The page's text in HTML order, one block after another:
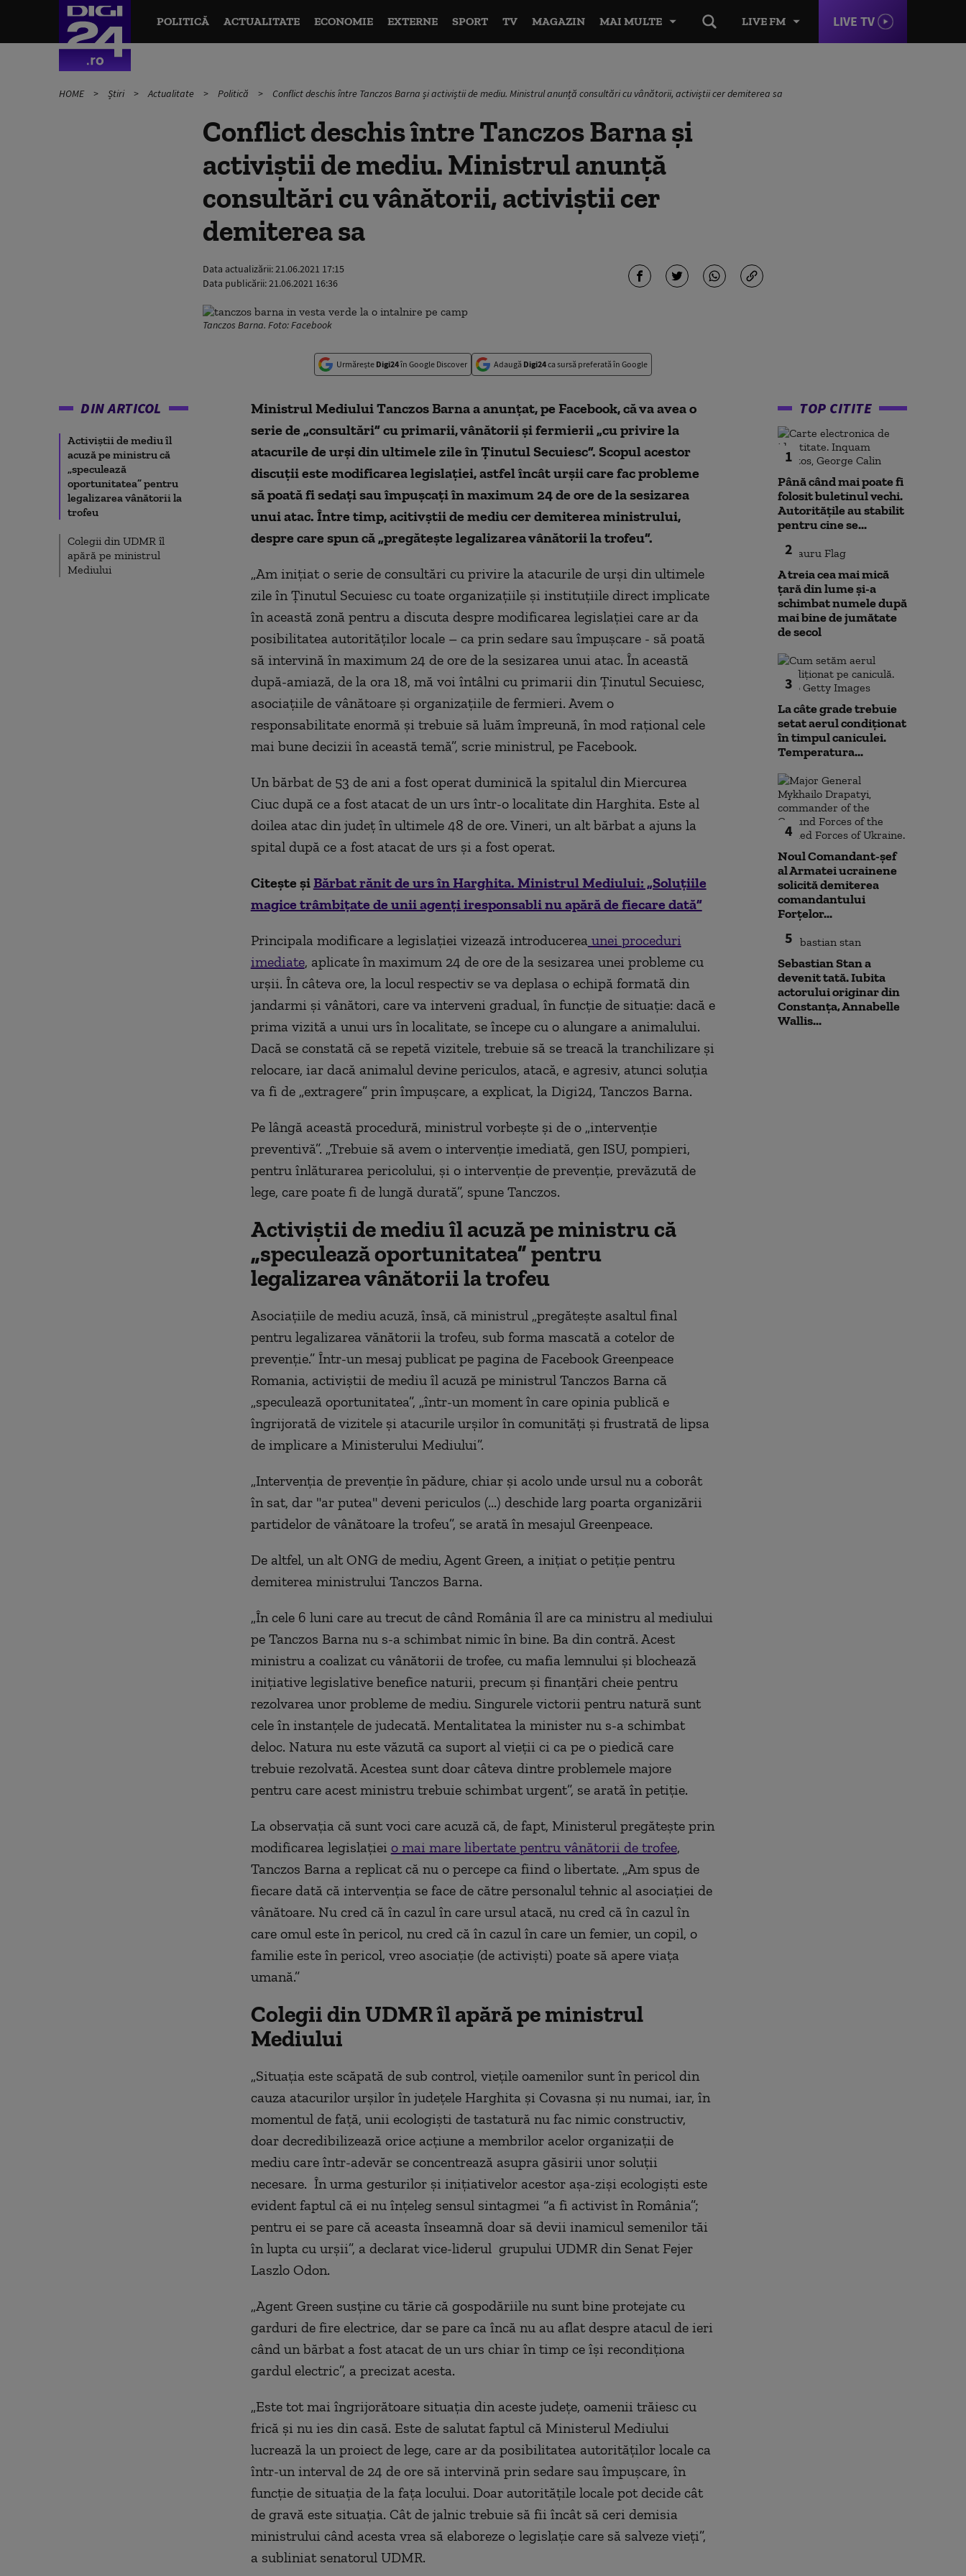
LIVE FM LIVE TV
POLITICĂ ACTUALITATE ECONOMIE EXTERNE SPORT TV MAGAZIN MAI MULTE
HOME Știri Actualitate Politică Conflict deschis între Tanczos Barna și activiștii de mediu. Ministrul anunță consultări cu vânătorii, activiștii cer demiterea sa
Conflict deschis între Tanczos Barna și
activiștii de mediu. Ministrul anunță
consultări cu vânătorii, activiștii cer
demiterea sa
Data actualizării:21.06.2021 17:15
Data publicării:21.06.2021 16:36
Tanczos Barna. Foto: Facebook
Urmărește Digi24în Google Discover Adaugă Digi24ca sursă preferată în Google
DIN ARTICOL
Activiștii de mediu îl
acuză pe ministru că
„speculează
oportunitatea” pentru
legalizarea vânătorii la
trofeu
Colegii din UDMR îl
apără pe ministrul
Mediului
Ministrul Mediului Tanczos Barna a anunțat, pe Facebook, că va avea o
serie de „consultări” cu primarii, vânătorii și fermierii „cu privire la
atacurile de urși din ultimele zile în Ținutul Secuiesc”. Scopul acestor
discuții este modificarea legislației, astfel încât urșii care fac probleme
să poată fi sedați sau împușcați în maximum 24 de ore de la sesizarea
unui atac. Între timp, acitivștii de mediu cer demiterea ministrului,
despre care spun că „pregătește legalizarea vânătorii la trofeu”.
„Am inițiat o serie de consultări cu privire la atacurile de urși din ultimele
zile în Ținutul Secuiesc cu toate organizațiile și instituțiile direct implicate
în această zonă pentru a discuta despre modificarea legislației care ar da
posibilitatea autorităților locale – ca prin sedare sau împușcare - să poată
să intervină în maximum 24 de ore de la sesizarea unui atac. În această
după-amiază, de la ora 18, mă voi întâlni cu primarii din Ținutul Secuiesc,
asociațiile de vânătoare și organizațiile de fermieri. Avem o
responsabilitate enormă și trebuie să luăm împreună, în mod rațional cele
mai bune decizii în această temă”, scrie ministrul, pe Facebook.
Un bărbat de 53 de ani a fost operat duminică la spitalul din Miercurea
Ciuc după ce a fost atacat de un urs într-o localitate din Harghita. Este al
doilea atac din județ în ultimele 48 de ore. Vineri, un alt bărbat a ajuns la
spital după ce a fost atacat de urs și a fost operat.
Citește șiBărbat rănit de urs în Harghita. Ministrul Mediului: „Soluțiile
magice trâmbițate de unii agenți iresponsabli nu apără de fiecare dată”
Principala modificare a legislației vizează introducereaunei proceduri
imediate, aplicate în maximum 24 de ore de la sesizarea unei probleme cu
urșii. În câteva ore, la locul respectiv se va deplasa o echipă formată din
jandarmi și vânători, care va interveni gradual, în funcție de situație: dacă e
prima vizită a unui urs în localitate, se începe cu o alungare a animalului.
Dacă se constată că se repetă vizitele, trebuie să se treacă la tranchilizare și
relocare, iar dacă animalul devine periculos, atacă, e agresiv, atunci soluția
va fi de „extragere” prin împușcare, a explicat, la Digi24, Tanczos Barna.
Pe lângă această procedură, ministrul vorbește și de o „intervenție
preventivă”. „Trebuie să avem o intervenție imediată, gen ISU, pompieri,
pentru înlăturarea pericolului, și o intervenție de prevenție, prevăzută de
lege, care poate fi de lungă durată”, spune Tanczos.
Activiștii de mediu îl acuză pe ministru că
„speculează oportunitatea” pentru
legalizarea vânătorii la trofeu
Asociațiile de mediu acuză, însă, că ministrul „pregătește asaltul final
pentru legalizarea vănătorii la trofeu, sub forma mascată a cotelor de
prevenție.” Într-un mesaj publicat pe pagina de Facebook Greenpeace
Romania, activiștii de mediu îl acuză pe ministrul Tanczos Barna că
„speculează oportunitatea”, „într-un moment în care opinia publică e
îngrijorată de vizitele și atacurile urșilor în comunități și frustrată de lipsa
de implicare a Ministerului Mediului”.
„Intervenția de prevenție în pădure, chiar și acolo unde ursul nu a coborât
în sat, dar "ar putea" deveni periculos (...) deschide larg poarta organizării
partidelor de vânătoare la trofeu”, se arată în mesajul Greenpeace.
De altfel, un alt ONG de mediu, Agent Green, a inițiat o petiție pentru
demiterea ministrului Tanczos Barna.
„În cele 6 luni care au trecut de când România îl are ca ministru al mediului
pe Tanczos Barna nu s-a schimbat nimic în bine. Ba din contră. Acest
ministru a coalizat cu vânătorii de trofee, cu mafia lemnului și blochează
inițiative legislative benefice naturii, precum și finanțări cheie pentru
rezolvarea unor probleme de mediu. Singurele victorii pentru natură sunt
cele în instanțele de judecată. Mentalitatea la minister nu s-a schimbat
deloc. Natura nu este văzută ca suport al vieții ci ca pe o piedică care
trebuie rezolvată. Acestea sunt doar câteva dintre problemele majore
pentru care acest ministru trebuie schimbat urgent”, se arată în petiție.
La observația că sunt voci care acuză că, de fapt, Ministerul pregătește prin
modificarea legislației o mai mare libertate pentru vânătorii de trofee,
Tanczos Barna a replicat că nu o percepe ca fiind o libertate. „Am spus de
fiecare dată că intervenția se face de către personalul tehnic al asociației de
vânătoare. Nu cred că în cazul în care ursul atacă, nu cred că în cazul în
care omul este în pericol, nu cred că în cazul în care un femier, un copil, o
familie este în pericol, vreo asociație (de activiști) poate să apere viața
umană.”
Colegii din UDMR îl apără pe ministrul
Mediului
„Situația este scăpată de sub control, viețile oamenilor sunt în pericol din
cauza atacurilor urșilor în județele Harghita și Covasna și nu numai, iar, în
momentul de față, unii ecologiști de tastatură nu fac nimic constructiv,
doar decredibilizează orice acțiune a membrilor acelor organizații de
mediu care într-adevăr se concentrează asupra găsirii unor soluții
necesare. În urma gesturilor și inițiativelor acestor așa-ziși ecologiști este
evident faptul că ei nu înțeleg sensul sintagmei “a fi activist în România”;
pentru ei se pare că aceasta înseamnă doar să devii inamicul semenilor tăi
în lupta cu urșii”, a declarat vice-liderul grupului UDMR din Senat Fejer
Laszlo Odon.
„Agent Green susține cu tărie că gospodăriile nu sunt bine protejate cu
garduri de fire electrice, dar se pare ca încă nu au aflat despre atacul de ieri
când un bărbat a fost atacat de un urs chiar în timp ce își recondiționa
gardul electric”, a precizat acesta.
„Este tot mai îngrijorătoare situația din aceste județe, oamenii trăiesc cu
frică și nu ies din casă. Este de salutat faptul că Ministerul Mediului
lucrează la un proiect de lege, care ar da posibilitatea autorităților locale ca
într-un interval de 24 de ore să intervină prin sedare sau împușcare, în
funcție de situația de la fața locului. Doar autoritățile locale pot decide cât
de gravă este situația. Cât de jalnic trebuie să fii încât să ceri demisia
ministrului când acesta vrea să elaboreze o legislație care să salveze vieți”,
a subliniat senatorul UDMR.
TOP CITITE
1
Până când mai poate fi
folosit buletinul vechi.
Autoritățile au stabilit
pentru cine se...
2
A treia cea mai mică
țară din lume și-a
schimbat numele după
mai bine de jumătate
de secol
3
La câte grade trebuie
setat aerul condiționat
în timpul caniculei.
Temperatura...
4
Noul Comandant-șef
al Armatei ucrainene
solicită demiterea
comandantului
Forțelor...
5
Sebastian Stan a
devenit tată. Iubita
actorului originar din
Constanța, Annabelle
Wallis...